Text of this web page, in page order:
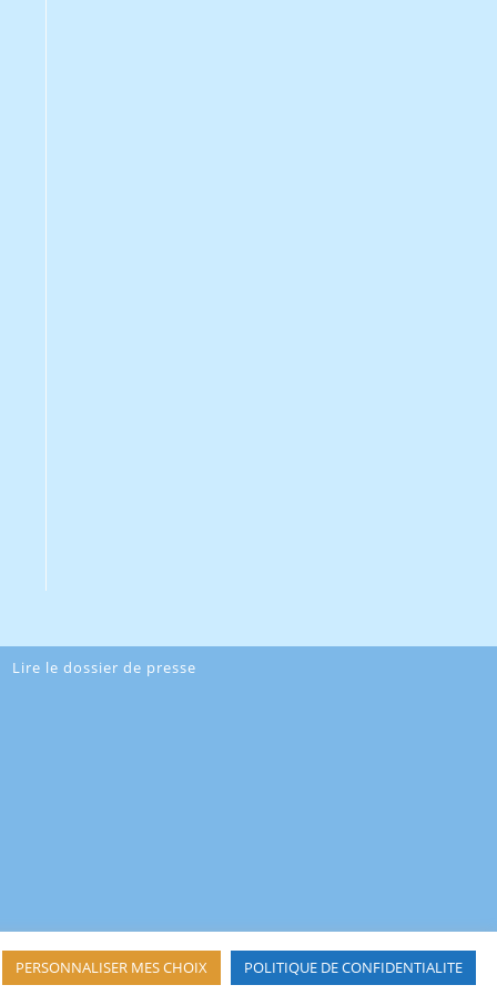
Lire le dossier de presse
PERSONNALISER MES CHOIX POLITIQUE DE CONFIDENTIALITE